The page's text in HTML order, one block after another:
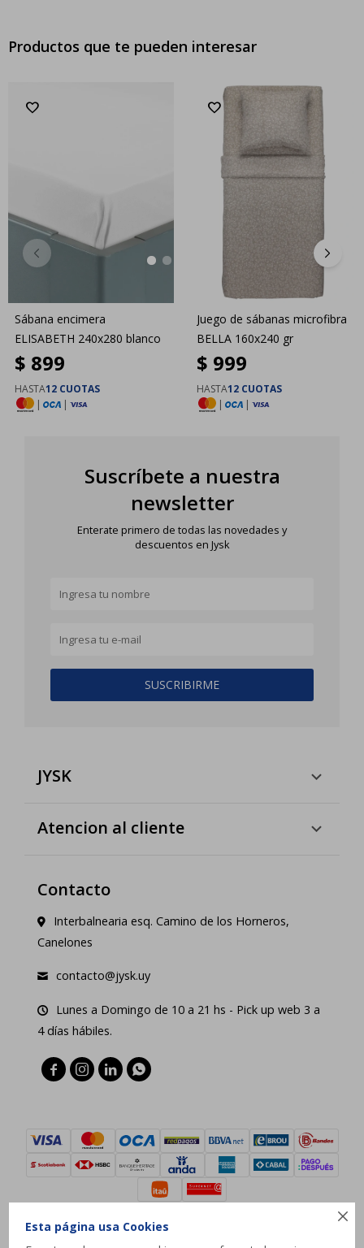

Esta página usa Cookies
Productos que te pueden interesar
Sábana encimera
ELISABETH 240x280 blanco
$ 899
HASTA12 CUOTAS
|
|
Juego de sábanas microfibra
BELLA 160x240 gr
$ 999
HASTA12 CUOTAS
|
|
Suscríbete a nuestra
newsletter
Enterate primero de todas las novedades y
descuentos en Jysk
SUSCRIBIRME
JYSK
Atencion al cliente
Contacto
Interbalnearia esq. Camino de los Horneros,
Canelones
contacto@jysk.uy
Lunes a Domingo de 10 a 21 hs - Pick up web 3 a
4 días hábiles.
   